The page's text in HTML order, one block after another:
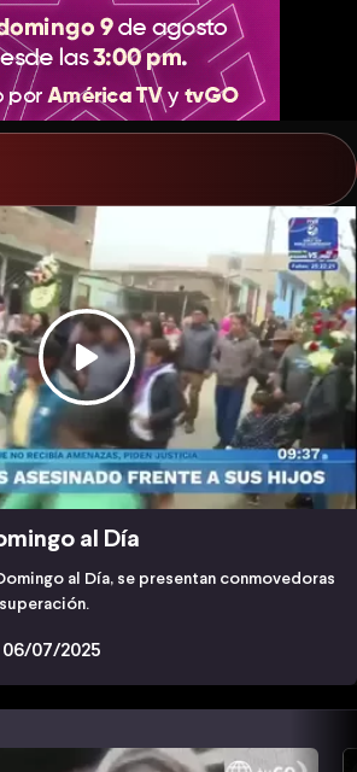
al Día
al Día, se presentan conmovedoras
06/07/2025